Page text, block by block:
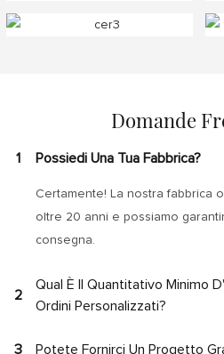
Domande
1 Possiedi Una Tua Fabbrica?
Certamente! La nostra fabbrica
oltre 20 anni e possiamo
consegna.
2
Qual È Il Quantitativo Minimo
Ordini Personalizzati?
3 Potete Fornirci Un Progetto